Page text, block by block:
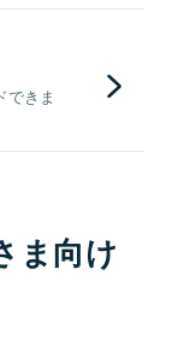
できま
ま向け